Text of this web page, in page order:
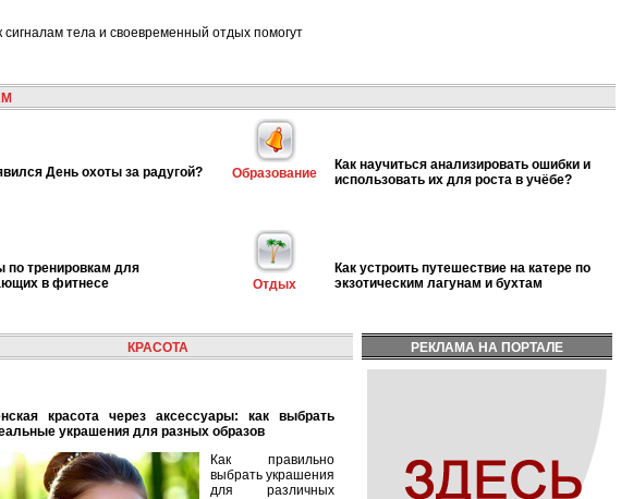
сигналам тела и своевременный отдых помогут
День охоты за радугой? Образование
Как научиться анализировать ошибки и
использовать их для роста в учёбе?
по тренировкам для
в фитнесе
Отдых
Как устроить путешествие на катере по
экзотическим лагунам и бухтам
КРАСОТА
украшения для разных образов
Как правильно
выбрать украшения
для различных
РЕКЛАМА НА ПОРТАЛЕ